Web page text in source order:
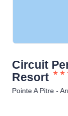
Circuit
Resort
Pointe A Pitre -